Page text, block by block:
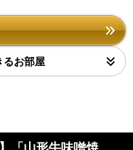
るお部屋